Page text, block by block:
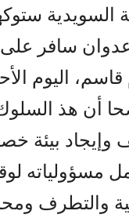
السويدية
سافر
اليوم
أن هذ
بيئة
مسؤولياته
والتطرف